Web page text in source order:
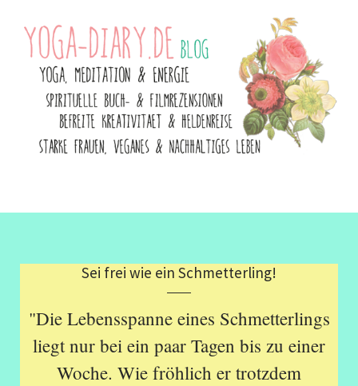
Sei frei wie ein Schmetterling!
"Die Lebensspanne eines Schmetterlings
liegt nur bei ein paar Tagen bis zu einer
Woche. Wie fröhlich er trotzdem